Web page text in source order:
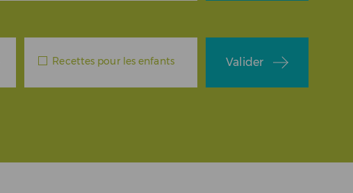
Recettes pour les enfants Valider